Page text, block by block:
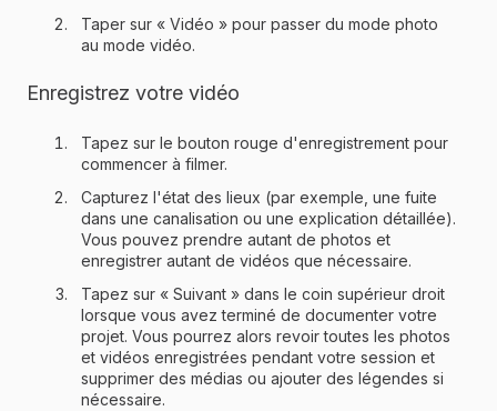
Taper sur « Vidéo » pour passer du mode photo
au mode vidéo.
Enregistrez votre vidéo
Tapez sur le bouton rouge d'enregistrement pour
commencer à filmer.
Capturez l'état des lieux (par exemple, une fuite
dans une canalisation ou une explication détaillée).
Vous pouvez prendre autant de photos et
enregistrer autant de vidéos que nécessaire.
Tapez sur « Suivant » dans le coin supérieur droit
lorsque vous avez terminé de documenter votre
projet. Vous pourrez alors revoir toutes les photos
et vidéos enregistrées pendant votre session et
supprimer des médias ou ajouter des légendes si
nécessaire.